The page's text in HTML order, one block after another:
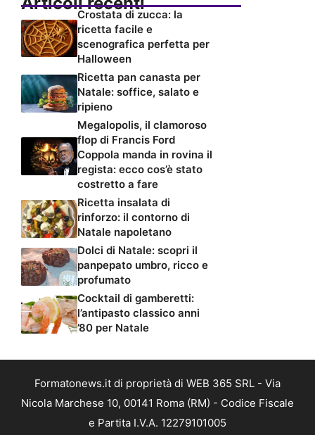
Crostata di zucca: la
ricetta facile e
scenografica perfetta per
Halloween
Ricetta pan canasta per
Natale: soffice, salato e
ripieno
Megalopolis, il clamoroso
flop di Francis Ford
Coppola manda in rovina il
regista: ecco cos’è stato
costretto a fare
Ricetta insalata di
rinforzo: il contorno di
Natale napoletano
Dolci di Natale: scopri il
panpepato umbro, ricco e
profumato
Cocktail di gamberetti:
l’antipasto classico anni
’80 per Natale
Formatonews.it di proprietà di WEB 365 SRL - Via
Nicola Marchese 10, 00141 Roma (RM) - Codice Fiscale
e Partita I.V.A. 12279101005